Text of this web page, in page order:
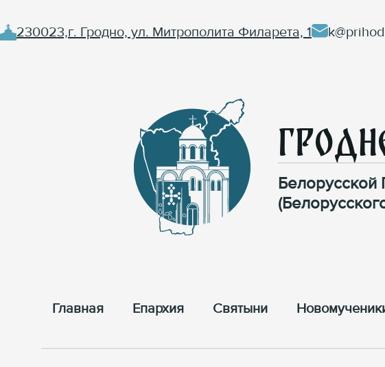
230023,г. Гродно, ул. Митрополита Филарета, 1
Главная Епархия Cвятыни